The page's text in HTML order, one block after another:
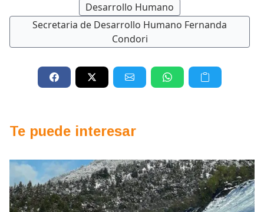
Desarrollo Humano
Secretaria de Desarrollo Humano Fernanda
Condori
Te puede interesar